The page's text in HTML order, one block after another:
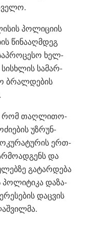
პო­ლი­ცი­ის
წი­ნა­აღ­მდეგ
ხელ­
სის­ხლის სა­მარ­
ბრალ­დე­ბის
რომ თაღ­ლი­თო­
უზ­რუნ­
ერთ-
და
გა­ტარ­დე­ბა
პო­ლი­ტი­კა და­ზა­
დაც­ვის